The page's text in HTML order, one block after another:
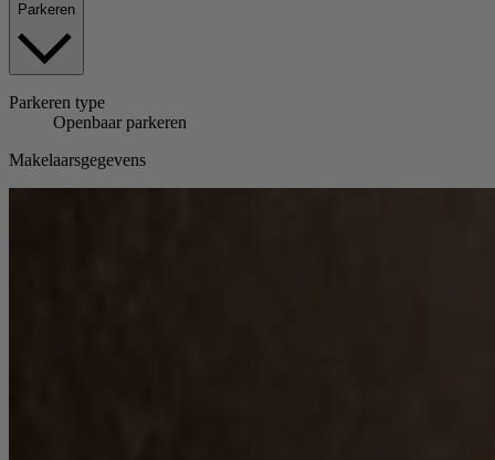
Parkeren
Parkeren type
Openbaar parkeren
Makelaarsgegevens